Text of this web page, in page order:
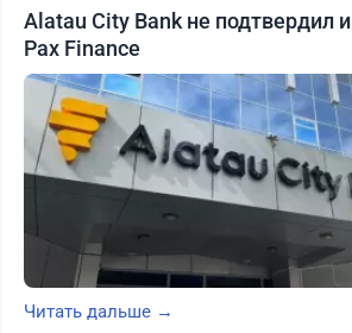
Alatau City Bank не подтвердил
Pax Finance
Читать дальше →